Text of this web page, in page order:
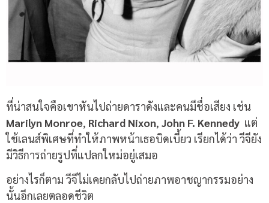
ที่น่าสนใจคือเขาหันไปถ่ายดาราดังและคนมีชื่อเสียง เช่น
Marilyn Monroe, Richard Nixon, John F. Kennedy แต่
ใช้เลนส์พิเศษที่ทำให้ภาพหน้าเธอบิดเบี้ยว เรียกได้ว่า วีจียัง
มีวิธีการถ่ายรูปที่แปลกใหม่อยู่เสมอ
อย่างไรก็ตาม วีจีไม่เคยกลับไปถ่ายภาพอาชญากรรมอย่าง
นั้นอีกเลยตลอดชีวิต